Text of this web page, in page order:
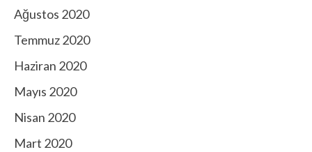
Ağustos 2020
Temmuz 2020
Haziran 2020
Mayıs 2020
Nisan 2020
Mart 2020